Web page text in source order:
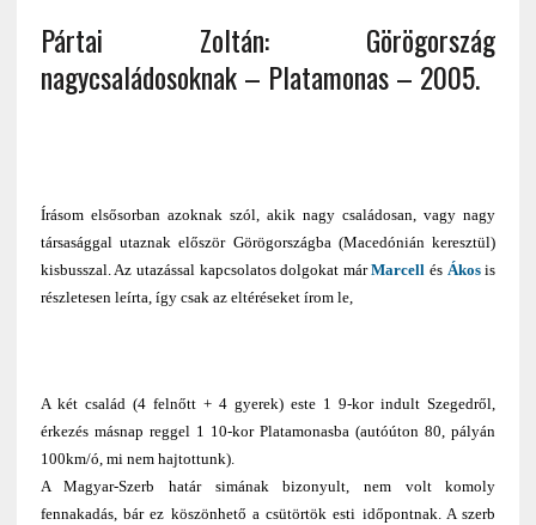
Pártai Zoltán: Görögország
nagycsaládosoknak – Platamonas – 2005.
Írásom elsősorban azoknak szól, akik nagy családosan, vagy nagy
társasággal utaznak először Görögországba (Macedónián keresztül)
kisbusszal. Az utazással kapcsolatos dolgokat márMarcell és Ákosis
részletesen leírta, így csak az eltéréseket írom le,
A két család (4 felnőtt + 4 gyerek) este 1 9-kor indult Szegedről,
érkezés másnap reggel 1 10-kor Platamonasba (autóúton 80, pályán
100km/ó, mi nem hajtottunk).
A Magyar-Szerb határ simának bizonyult, nem volt komoly
fennakadás, bár ez köszönhető a csütörtök esti időpontnak. A szerb